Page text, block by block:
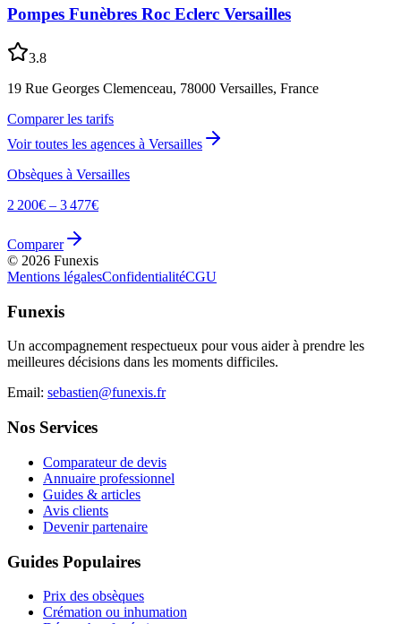
Pompes Funèbres Roc Eclerc Versailles
3.8
19 Rue Georges Clemenceau, 78000 Versailles, France
Comparer les tarifs
Voir toutes les agences à Versailles
Obsèques à Versailles
2 200€ – 3 477€
Comparer
© 2026 Funexis
Mentions légalesConfidentialitéCGU
Funexis
Un accompagnement respectueux pour vous aider à prendre les
meilleures décisions dans les moments difficiles.
Email: sebastien@funexis.fr
Nos Services
Comparateur de devis
Annuaire professionnel
Guides & articles
Avis clients
Devenir partenaire
Guides Populaires
Prix des obsèques
Crémation ou inhumation